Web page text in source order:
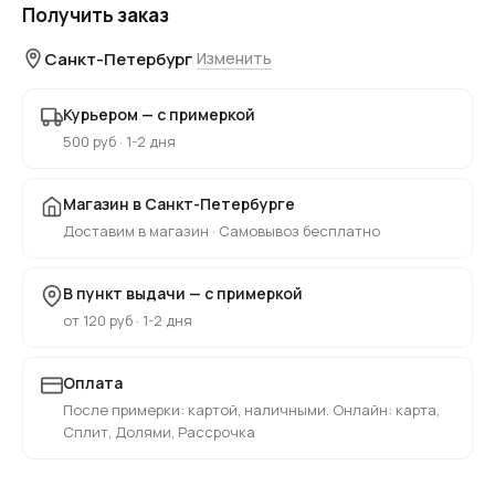
Получить заказ
Санкт-Петербург Изменить
Курьером — с примеркой
500 руб · 1-2 дня
Магазин в Санкт-Петербурге
Доставим в магазин · Самовывоз бесплатно
В пункт выдачи — с примеркой
от 120 руб · 1-2 дня
Оплата
После примерки: картой, наличными. Онлайн: карта,
Сплит, Долями, Рассрочка